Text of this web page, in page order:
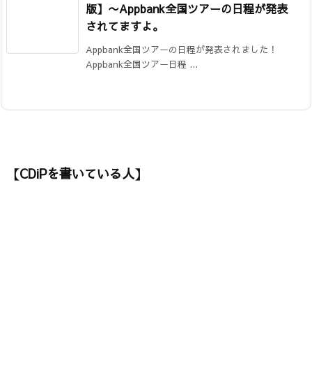
版】 〜Appbank全国ツアーの日程が発表
されてますよ。
Appbank全国ツアーの日程が発表されました！
Appbank全国ツアー日程 ...
【CDiPを書いている人】